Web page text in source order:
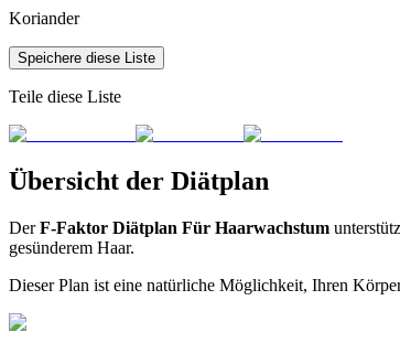
Koriander
Speichere diese Liste
Teile diese Liste
Übersicht der Diätplan
DerF-Faktor Diätplan Für Haarwachstum
gesünderem Haar.
Dieser Plan ist eine natürliche Möglichkeit, Ihren